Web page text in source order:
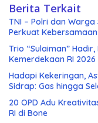
Berita Terkait
TNI – Polri dan Warga
Perkuat Kebersamaan
Trio “Sulaiman”
Kemerdekaan RI
Hadapi Kekeringan,
Sidrap: Gas hingga
20 OPD Adu
RI di Bone